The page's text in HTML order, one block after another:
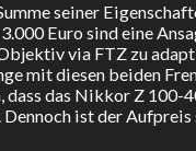
seiner
Euro sind eine
via FTZ zu
mit diesen beiden
das Nikkor Z
ist der